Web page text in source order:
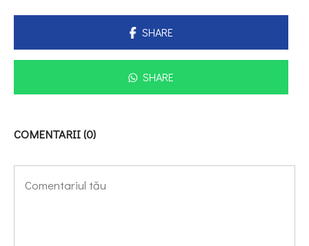
SHARE
SHARE
COMENTARII (0)